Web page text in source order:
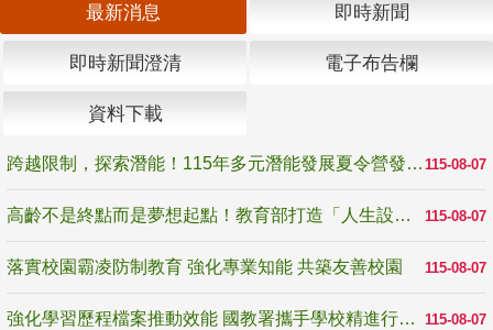
最新消息 即時新聞
即時新聞澄清 電子布告欄
資料下載
115-08-07
跨越限制，探索潛能！115年多元潛能發展夏令營發掘生命無限可能
115-08-07
高齡不是終點而是夢想起點！教育部打造「人生設計夢工場」 參展第3屆高齡健康產業博覽會
115-08-07
落實校園霸凌防制教育 強化專業知能 共築友善校園
115-08-07
強化學習歷程檔案推動效能 國教署攜手學校精進行政與教學支持